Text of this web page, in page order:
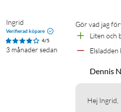
att skapa ett lokalt nätverk och
med flera enheter. Routern
trafik mellan nätverket och
också är en Gigabit-port kan du
trådbundna enheter som din
Ingrid
Verifierad köpare
4/5
3 månader sedan
Gör vad jag
Liten och
Dennis
Hej Ingrid,